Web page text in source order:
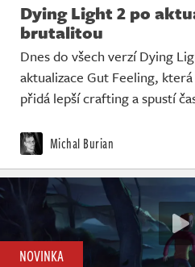
Dying Light 2 po
brutalitou
Dnes do všech verzí Dying
aktualizace Gut Feeling,
přidá lepší crafting a spustí
Michal Burian
NOVINKA